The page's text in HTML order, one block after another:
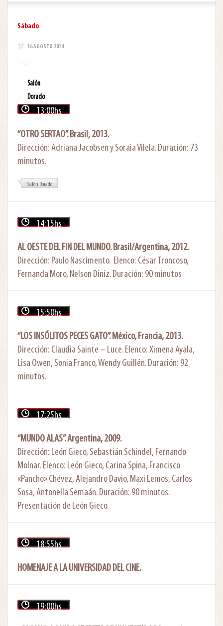
Sábado
16 AGOSTO 2014
Salón
Dorado
13:00hs
“OTRO SERTAO”. Brasil, 2013.
Dirección: Adriana Jacobsen y Soraia Vilela. Duración: 73
minutos.
Salón Dorado
14:15hs
AL OESTE DEL FIN DEL MUNDO. Brasil/Argentina, 2012.
Dirección: Paulo Nascimento. Elenco: César Troncoso,
Fernanda Moro, Nelson Diniz. Duración: 90 minutos
15:50hs
“LOS INSÓLITOS PECES GATO”. México, Francia, 2013.
Dirección: Claudia Sainte – Luce. Elenco: Ximena Ayala,
Lisa Owen, Sonia Franco, Wendy Guillén. Duración: 92
minutos.
17:25hs
“MUNDO ALAS”. Argentina, 2009.
Dirección: León Gieco, Sebastián Schindel, Fernando
Molnar. Elenco: León Gieco, Carina Spina, Francisco
«Pancho» Chévez, Alejandro Davio, Maxi Lemos, Carlos
Sosa, Antonella Semaán. Duración: 90 minutos.
Presentación de León Gieco.
18:55hs
HOMENAJE A LA UNIVERSIDAD DEL CINE.
19:00hs